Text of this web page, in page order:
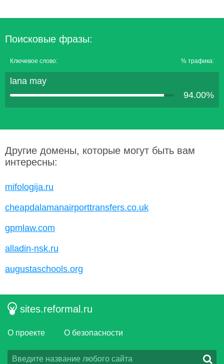
Поисковые фразы:
Ключевое слово: % трафика:
lana may
94.00%
Другие домены, которые могут быть вам
интересны:
mifologija.ru
cheapdalamanairporttransfers.co.uk
gpmlaw.com
alladin-nsk.ru
augustaschools.org
sites.reformal.ru
О проекте О безопасности